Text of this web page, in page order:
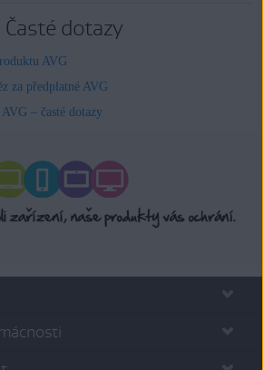
Časté dotazy
AVG
za předplatné AVG
– časté dotazy